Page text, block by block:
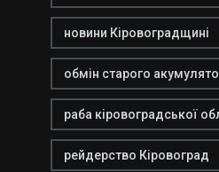
новини Кіровоградщині
обмін старого
раба кіровоградської
рейдерство Кіровоград